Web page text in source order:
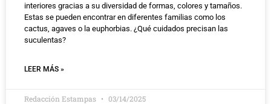
interiores gracias a su diversidad de formas, colores y tamaños.
Estas se pueden encontrar en diferentes familias como los
cactus, agaves o la euphorbias. ¿Qué cuidados precisan las
suculentas?
LEER MÁS »
Redacción Estampas 03/14/2025